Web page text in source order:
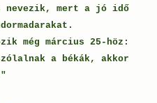
nevezik, mert a jó idő
még március 25-höz:
a békák, akkor